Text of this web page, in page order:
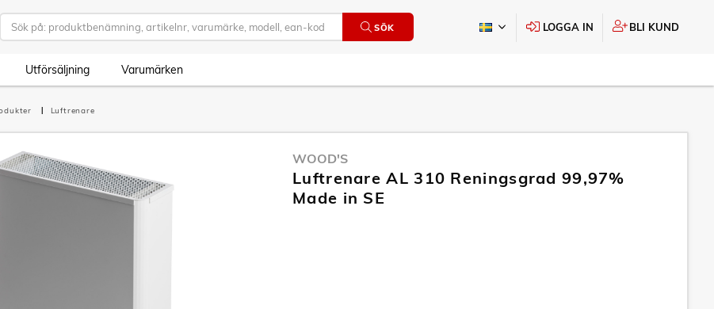
SÖK LOGGA IN BLI KUND
Utförsäljning Varumärken
Luftrenare
WOOD'S
Luftrenare AL 310 Reningsgrad 99,97%
Made in SE